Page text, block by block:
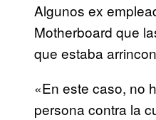
Algunos ex
Motherboard que
que estaba
«En este caso, no
persona contra la